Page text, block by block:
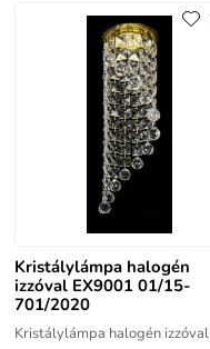
Kristálylámpa halogén
izzóval EX9001 01/15-
701/2020
Kristálylámpa halogén izzóval